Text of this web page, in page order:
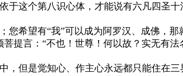
这个第八识心体，才能说有六凡四圣
望有“我”可以成为阿罗汉、成佛，那
提言：“不也！世尊！何以故？实无有
但是觉知心、作主心永远都只能住在三